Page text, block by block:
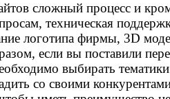
сложный процесс и
техническая
логотипа фирмы, 3D
если вы поставили
выбирать
со своими